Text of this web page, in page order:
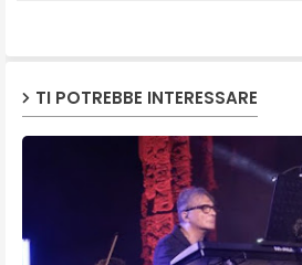
TI POTREBBE INTERESSARE